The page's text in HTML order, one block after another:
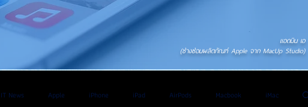
แอดมิน เอ
(ช่างซ่อมผลิตภัณฑ์ Apple จาก MacUp Studio)
IT News Apple iPhone iPad AirPods Macbook iMac